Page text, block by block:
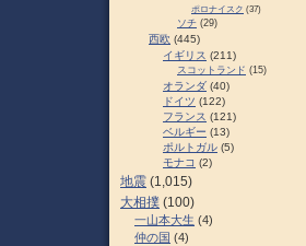
ポロナイスク (37)
ソチ (29)
西欧 (445)
イギリス (211)
スコットランド (15)
オランダ (40)
ドイツ (122)
フランス (121)
ベルギー (13)
ポルトガル (5)
モナコ (2)
地震 (1,015)
大相撲 (100)
一山本大生 (4)
仲の国 (4)